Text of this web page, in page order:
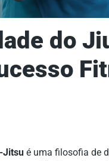
do
Jitsu é uma filosofia de